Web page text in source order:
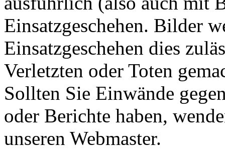
Einsatzgeschehen. Bilder
Einsatzgeschehen dies
Verletzten oder Toten
Sollten Sie Einwände
oder Berichte haben,
unseren Webmaster.